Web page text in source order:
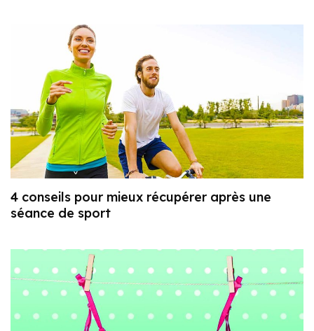
4 conseils pour mieux récupérer après une
séance de sport